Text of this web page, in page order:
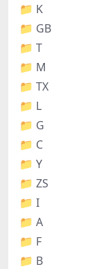
📁 K
📁 GB
📁 T
📁 M
📁 TX
📁 L
📁 G
📁 C
📁 Y
📁 ZS
📁 I
📁 A
📁 F
📁 B